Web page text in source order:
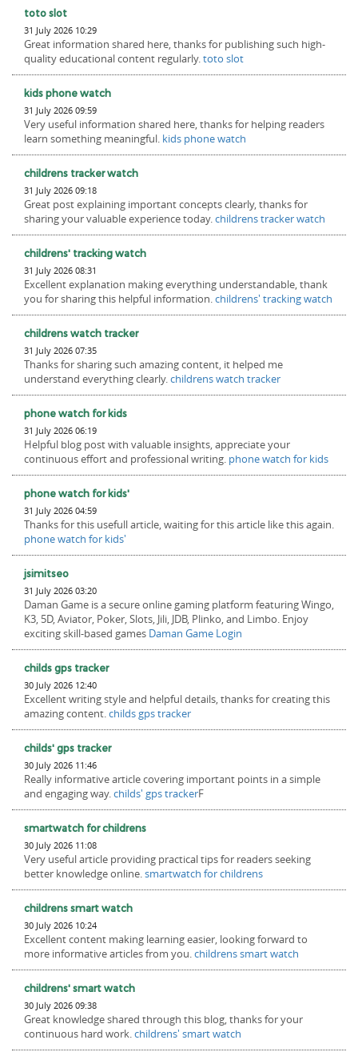
toto slot
31 July 2026 10:29
Great information shared here, thanks for publishing such high-
quality educational content regularly.toto slot
kids phone watch
31 July 2026 09:59
Very useful information shared here, thanks for helping readers
learn something meaningful. kids phone watch
childrens tracker watch
31 July 2026 09:18
Great post explaining important concepts clearly, thanks for
sharing your valuable experience today.childrens tracker watch
childrens' tracking watch
31 July 2026 08:31
Excellent explanation making everything understandable, thank
you for sharing this helpful information.childrens' tracking watch
childrens watch tracker
31 July 2026 07:35
Thanks for sharing such amazing content, it helped me
understand everything clearly.childrens watch tracker
phone watch for kids
31 July 2026 06:19
Helpful blog post with valuable insights, appreciate your
continuous effort and professional writing. phone watch for kids
phone watch for kids'
31 July 2026 04:59
Thanks for this usefull article, waiting for this article like this again.
phone watch for kids'
jsimitseo
31 July 2026 03:20
Daman Game is a secure online gaming platform featuring Wingo,
K3, 5D, Aviator, Poker, Slots, Jili, JDB, Plinko, and Limbo. Enjoy
exciting skill-based games Daman Game Login
childs gps tracker
30 July 2026 12:40
Excellent writing style and helpful details, thanks for creating this
amazing content.childs gps tracker
childs' gps tracker
30 July 2026 11:46
Really informative article covering important points in a simple
and engaging way.childs' gps trackerF
smartwatch for childrens
30 July 2026 11:08
Very useful article providing practical tips for readers seeking
better knowledge online.smartwatch for childrens
childrens smart watch
30 July 2026 10:24
Excellent content making learning easier, looking forward to
more informative articles from you.childrens smart watch
childrens' smart watch
30 July 2026 09:38
Great knowledge shared through this blog, thanks for your
continuous hard work.childrens' smart watch